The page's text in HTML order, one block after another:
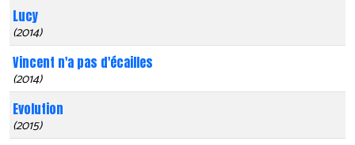
Lucy
(2014)
Vincent n'a pas d'écailles
(2014)
Evolution
(2015)